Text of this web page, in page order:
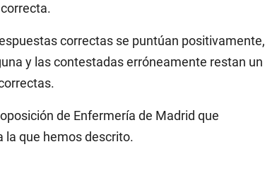
correctas se puntúan positivamente,
y las contestadas erróneamente restan un
de Enfermería de Madrid que
la que hemos descrito.